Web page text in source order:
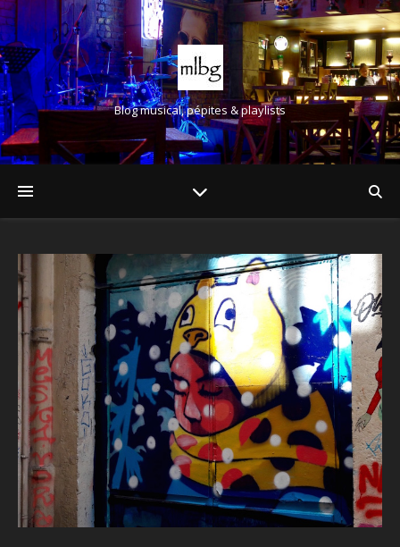
Blog musical, pépites & playlists